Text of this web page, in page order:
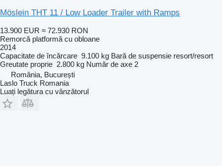
Möslein THT 11 / Low Loader Trailer with Ramps
13.900 EUR ≈ 72.930 RON
Remorcă platformă cu obloane
2014
Capacitate de încărcare 9.100 kg Bară de suspensie resort/resort
Greutate proprie 2.800 kg Număr de axe 2
România, București
Laslo Truck Romania
Luați legătura cu vânzătorul